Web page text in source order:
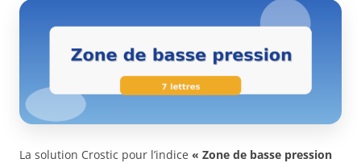
La solution Crostic pour l’indice « Zone de basse pression